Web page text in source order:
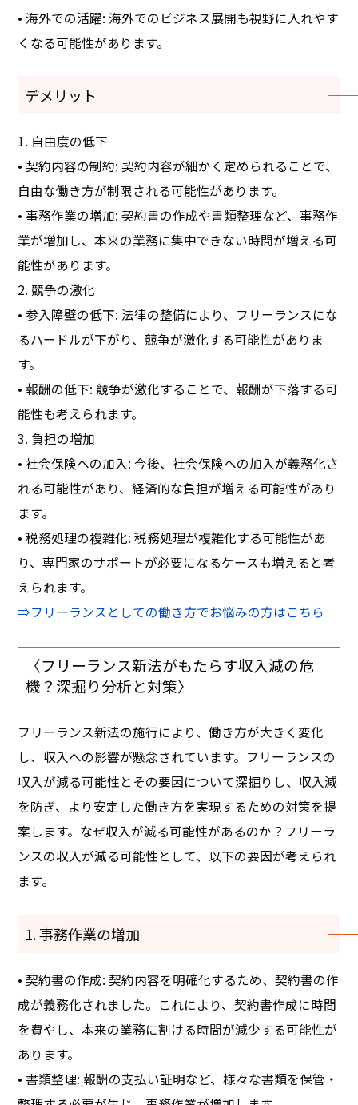
• 海外での活躍: 海外でのビジネス展開も視野に入れやす
くなる可能性があります。
デメリット
1. 自由度の低下
• 契約内容の制約: 契約内容が細かく定められることで、
自由な働き方が制限される可能性があります。
• 事務作業の増加: 契約書の作成や書類整理など、事務作
業が増加し、本来の業務に集中できない時間が増える可
能性があります。
2. 競争の激化
• 参入障壁の低下: 法律の整備により、フリーランスにな
るハードルが下がり、競争が激化する可能性がありま
す。
• 報酬の低下: 競争が激化することで、報酬が下落する可
能性も考えられます。
3. 負担の増加
• 社会保険への加入: 今後、社会保険への加入が義務化さ
れる可能性があり、経済的な負担が増える可能性があり
ます。
• 税務処理の複雑化: 税務処理が複雑化する可能性があ
り、専門家のサポートが必要になるケースも増えると考
えられます。
⇒フリーランスとしての働き方でお悩みの方はこちら
〈フリーランス新法がもたらす収入減の危
機？深掘り分析と対策〉
フリーランス新法の施行により、働き方が大きく変化
し、収入への影響が懸念されています。フリーランスの
収入が減る可能性とその要因について深掘りし、収入減
を防ぎ、より安定した働き方を実現するための対策を提
案します。なぜ収入が減る可能性があるのか？フリーラ
ンスの収入が減る可能性として、以下の要因が考えられ
ます。
1. 事務作業の増加
• 契約書の作成: 契約内容を明確化するため、契約書の作
成が義務化されました。これにより、契約書作成に時間
を費やし、本来の業務に割ける時間が減少する可能性が
あります。
• 書類整理: 報酬の支払い証明など、様々な書類を保管・